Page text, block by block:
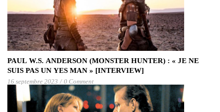
PAUL W.S. ANDERSON (MONSTER HUNTER) : « JE NE
SUIS PAS UN YES MAN » [INTERVIEW]
16 septembre 2023 / 0 Comment